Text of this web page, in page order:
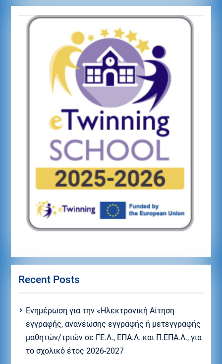
Recent Posts
Eνημέρωση για την «Ηλεκτρονική Αίτηση
εγγραφής, ανανέωσης εγγραφής ή μετεγγραφής
μαθητών/τριών σε ΓΕ.Λ., ΕΠΑ.Λ. και Π.ΕΠΑ.Λ., για
το σχολικό έτος 2026-2027